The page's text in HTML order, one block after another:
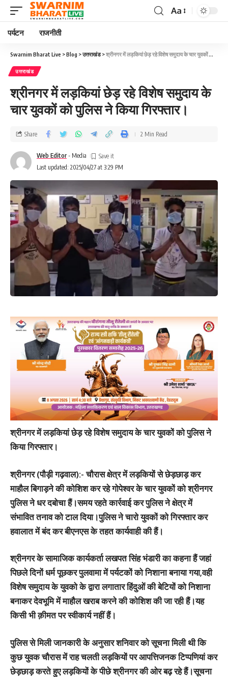
Aa
पर्यटन राजनीती
Swarnim Bharat Live >Blog >उत्तराखंड>श्रीनगर में लड़कियां छेड़ रहे विशेष समुदाय के चार युवकों को पुलिस ने किया गिरफ्तार।
उत्तराखंड
श्रीनगर में लड़कियां छेड़ रहे विशेष समुदाय के
चार युवकों को पुलिस ने किया गिरफ्तार।
Last updated: 2025/04/27 at 3:29 PM
Web Editor - Media
Share 2 Min Read
श्रीनगर में लड़कियां छेड़ रहे विशेष समुदाय के चार युवकों को पुलिस ने
किया गिरफ्तार।
श्रीनगर (पौड़ी गढ़वाल):-चौरास क्षेत्र में लड़कियों से छेड़छाड़ कर
माहौल बिगाड़ने की कोशिश कर रहे गोपेश्वर के चार युवकों को श्रीनगर
पुलिस ने धर दबोचा हैं।समय रहते कार्रवाई कर पुलिस ने क्षेत्र में
संभावित तनाव को टाल दिया।पुलिस ने चारो युवकों को गिरफ्तार कर
हवालात में बंद कर बीएनएस के तहत कार्यवाही की हैं।
श्रीनगर के सामाजिक कार्यकर्ता लखपत सिंह भंडारी का कहना हैं जहां
पिछले दिनों धर्म पूछकर पुलवामा में पर्यटकों को निशाना बनाया गया,वही
विशेष समुदाय के युवको के द्वारा लगातार हिंदुओं की बेटियों को निशाना
बनाकर देवभूमि में माहौल खराब करने की कोशिश की जा रही हैं।यह
किसी भी क़ीमत पर स्वीकार्य नहीं हैं।
पुलिस से मिली जानकारी के अनुसार शनिवार को सूचना मिली थी कि
कुछ युवक चौरास में राह चलती लड़कियों पर आपत्तिजनक टिप्पणियां कर
छेड़छाड़ करते हुए लड़कियों के पीछे श्रीनगर की ओर बढ़ रहे हैं।सूचना